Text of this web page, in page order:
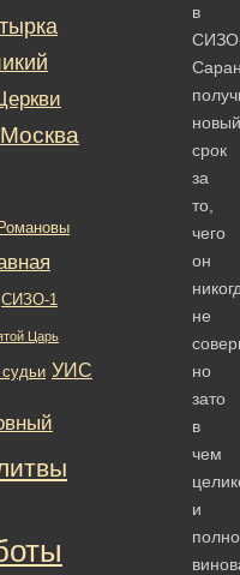
в
новый
срок
за
то,
чего
он
не
но
зато
в
чем
и
Москва
СИЗО-1
Царь
УИС